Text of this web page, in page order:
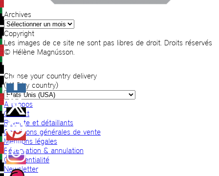
Archives
Archives
Copyright
Les images de ce site ne sont pas libres de droit. Droits réservés
© Hélène Magnússon.
Choose your country delivery
(VAT by country)
A propos
Contact
Revente et détaillants
Conditions générales de vente
Mentions légales
Réservation & annulation
Confidentialité
Newsletter